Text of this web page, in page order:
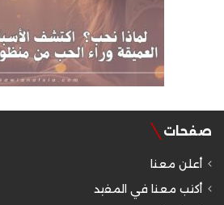
صفحات
أعلن معنا
أكتب معنا في المفيد